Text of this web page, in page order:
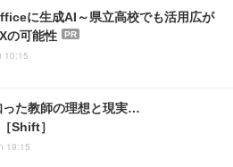
に生成AI～県立高校でも活用広が
の可能性
PR
10:15
た教師の理想と現実…
Shift］
19:15